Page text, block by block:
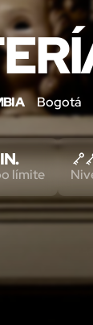
Bogotá
límite